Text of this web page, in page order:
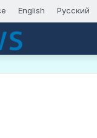
English Русский